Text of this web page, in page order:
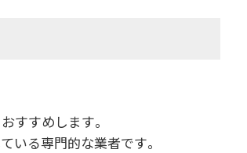
すすめします。
いる専門的な業者です。